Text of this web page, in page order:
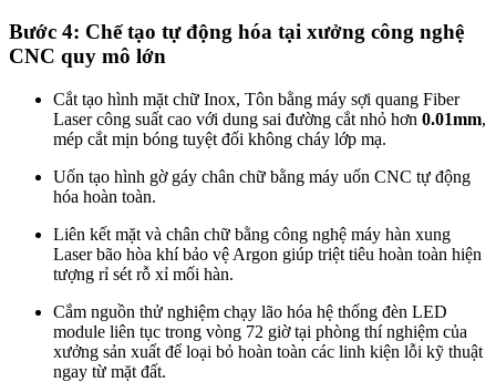
Bước 4: Chế tạo tự động hóa tại xưởng công nghệ
CNC quy mô lớn
Cắt tạo hình mặt chữ Inox, Tôn bằng máy sợi quang Fiber
Laser công suất cao với dung sai đường cắt nhỏ hơn 0.01mm,
mép cắt mịn bóng tuyệt đối không cháy lớp mạ.
Uốn tạo hình gờ gáy chân chữ bằng máy uốn CNC tự động
hóa hoàn toàn.
Liên kết mặt và chân chữ bằng công nghệ máy hàn xung
Laser bão hòa khí bảo vệ Argon giúp triệt tiêu hoàn toàn hiện
tượng rỉ sét rỗ xỉ mối hàn.
Cắm nguồn thử nghiệm chạy lão hóa hệ thống đèn LED
module liên tục trong vòng 72 giờ tại phòng thí nghiệm của
xưởng sản xuất để loại bỏ hoàn toàn các linh kiện lỗi kỹ thuật
ngay từ mặt đất.